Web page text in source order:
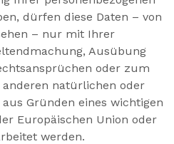
dürfen diese Daten – von
– nur mit Ihrer
Ausübung
oder zum
natürlichen oder
Gründen eines wichtigen
Europäischen Union oder
werden.